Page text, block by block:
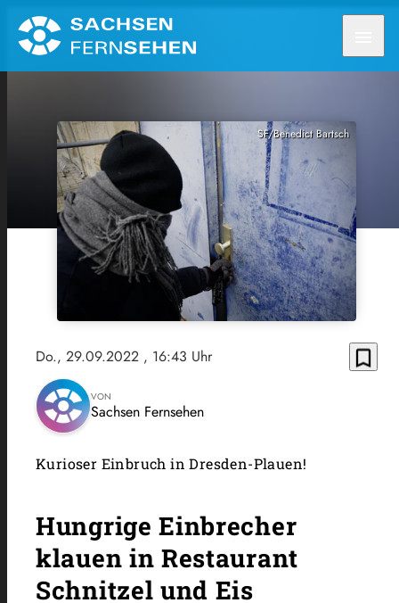
SF/Benedict Bartsch
Do., 29.09.2022 , 16:43 Uhr bookmark_border
VON
Sachsen Fernsehen
Kurioser Einbruch in Dresden-Plauen!
Hungrige Einbrecher
klauen in Restaurant
Schnitzel und Eis